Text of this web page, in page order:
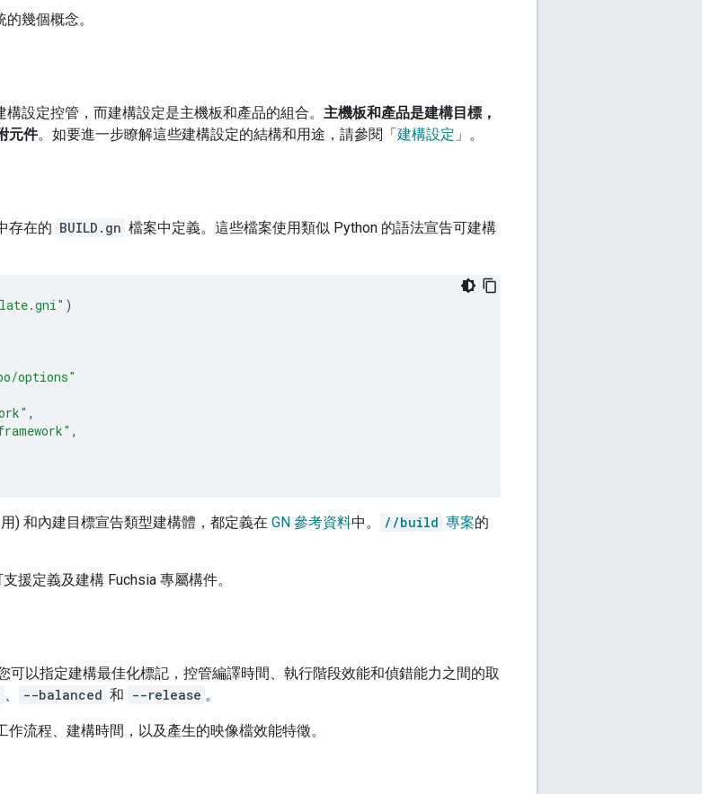
幾個概念。
設定控管，而建構設定是主機板和產品的組合。 主機板和產品是建構目標，
元件。如要進一步瞭解這些建構設定的結構和用途，請參閱「建構設定 」。
存在的 BUILD.gn 檔案中定義。這些檔案使用類似 Python 的語法宣告可建構
)
options"
,
,
) 和內建目標宣告類型建構體，都定義在 GN 參考資料中。 //build 專案的
支援定義及建構 Fuchsia 專屬構件。
可以指定建構最佳化標記，控管編譯時間、執行階段效能和偵錯能力之間的取
、 --balanced 和 --release 。
流程、建構時間，以及產生的映像檔效能特徵。